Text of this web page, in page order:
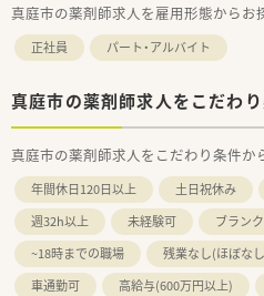
真庭市の薬剤師求人を雇用形態からお
正社員 パート・アルバイト
真庭市の薬剤師求人をこだわ
真庭市の薬剤師求人をこだわり条件か
年間休日120日以上 土日祝休み
週32h以上
未経験可 ブラン
~18時までの職場
残業なし(ほぼな
車通勤可
高給与(600万円以上)